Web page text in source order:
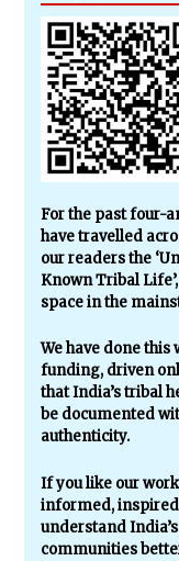
For the past four-
have travelled
our readers the
Known Tribal
space in the
We have done
funding, driven
that India’s tribal
be documented
authenticity.
If you like our
informed,
understand
communities